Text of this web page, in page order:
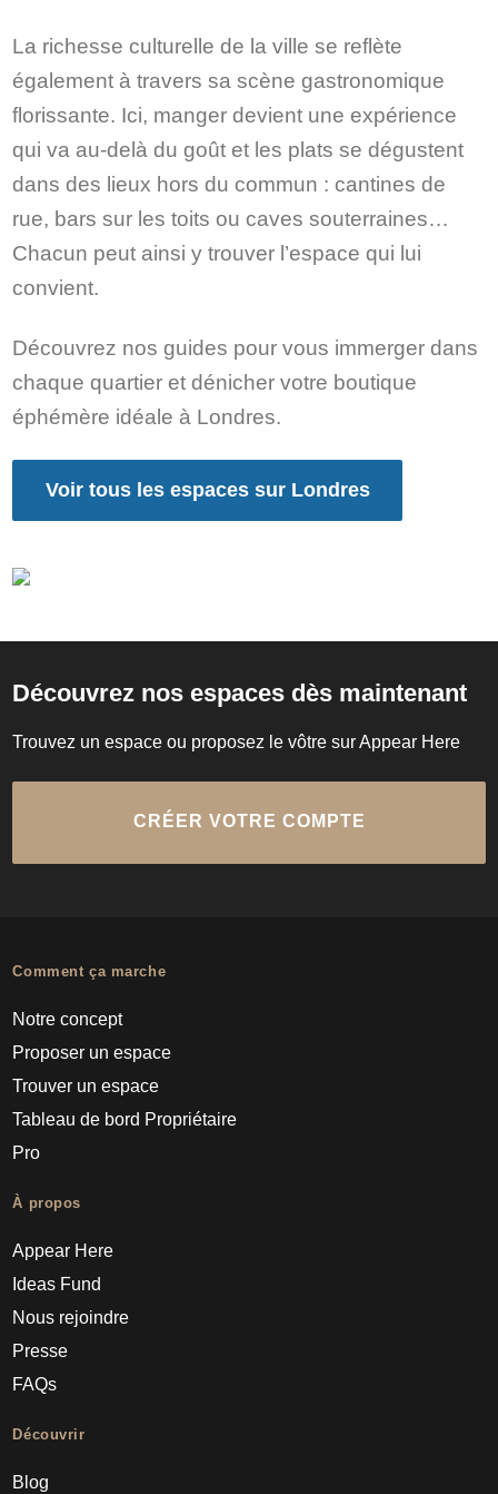
La richesse culturelle de la ville se reflète
également à travers sa scène gastronomique
florissante. Ici, manger devient une expérience
qui va au-delà du goût et les plats se dégustent
dans des lieux hors du commun : cantines de
rue, bars sur les toits ou caves souterraines…
Chacun peut ainsi y trouver l’espace qui lui
convient.
Découvrez nos guides pour vous immerger dans
chaque quartier et dénicher votre boutique
éphémère idéale à Londres.
Voir tous les espaces sur Londres
Découvrez nos espaces dès maintenant
Trouvez un espace ou proposez le vôtre sur Appear Here
CRÉER VOTRE COMPTE
Comment ça marche
Notre concept
Proposer un espace
Trouver un espace
Tableau de bord Propriétaire
Pro
À propos
Appear Here
Ideas Fund
Nous rejoindre
Presse
FAQs
Découvrir
Blog